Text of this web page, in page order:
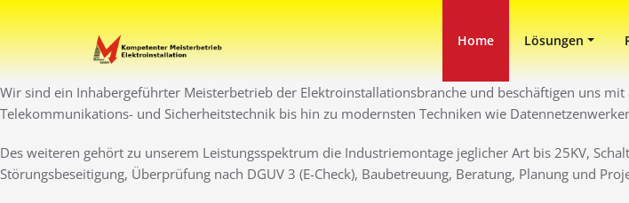
Zum
Inhalt
springen
Elektro Martini
Ihr Elektro-Dienstleister in DuisburgHome Lösungen
Wir sind ein Inhabergeführter Meisterbetrieb der Elektroinstallationsbranche und beschäftigen uns
Telekommunikations- und Sicherheitstechnik bis hin zu modernsten Techniken wie
Des weiteren gehört zu unserem Leistungsspektrum die Industriemontage jeglicher Art bis 25KV,
Störungsbeseitigung, Überprüfung nach DGUV 3 (E-Check), Baubetreuung, Beratung, Planung und